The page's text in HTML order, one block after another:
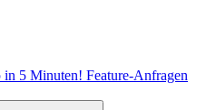
in 5 Minuten! Feature-Anfragen